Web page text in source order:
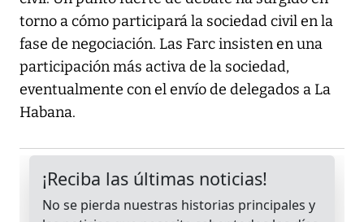
torno a cómo participará la sociedad civil en la
fase de negociación. Las Farc insisten en una
participación más activa de la sociedad,
eventualmente con el envío de delegados a La
Habana.